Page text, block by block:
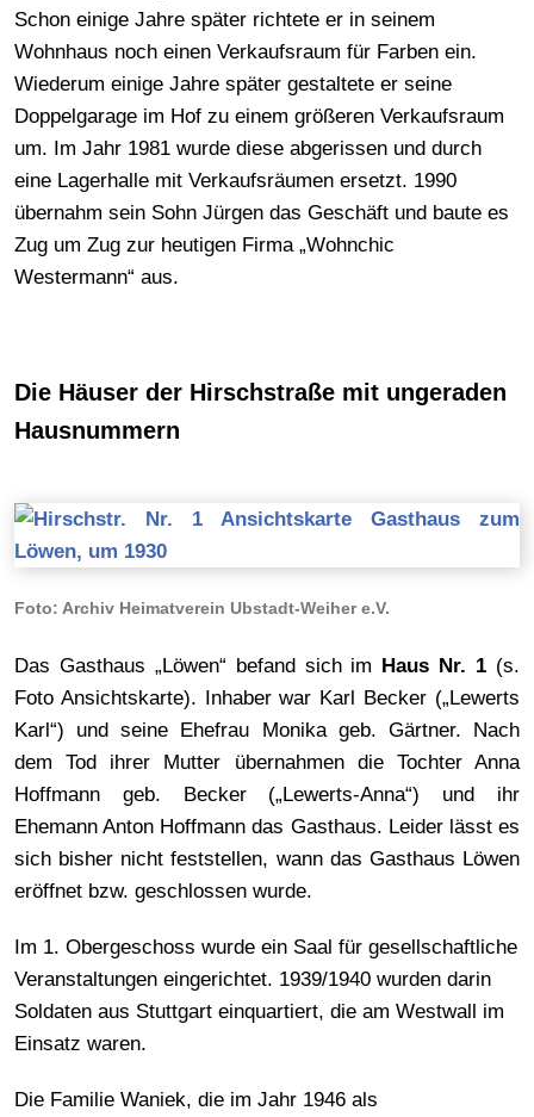
Schon einige Jahre später richtete er in seinem
Wohnhaus noch einen Verkaufsraum für Farben ein.
Wiederum einige Jahre später gestaltete er seine
Doppelgarage im Hof zu einem größeren Verkaufsraum
um. Im Jahr 1981 wurde diese abgerissen und durch
eine Lagerhalle mit Verkaufsräumen ersetzt. 1990
übernahm sein Sohn Jürgen das Geschäft und baute es
Zug um Zug zur heutigen Firma „Wohnchic
Westermann“ aus.
Die Häuser der Hirschstraße mit ungeraden
Hausnummern
Foto: Archiv Heimatverein Ubstadt-Weiher e.V.
Das Gasthaus „Löwen“ befand sich im Haus Nr. 1 (s.
Foto Ansichtskarte). Inhaber war Karl Becker („Lewerts
Karl“) und seine Ehefrau Monika geb. Gärtner. Nach
dem Tod ihrer Mutter übernahmen die Tochter Anna
Hoffmann geb. Becker („Lewerts-Anna“) und ihr
Ehemann Anton Hoffmann das Gasthaus. Leider lässt es
sich bisher nicht feststellen, wann das Gasthaus Löwen
eröffnet bzw. geschlossen wurde.
Im 1. Obergeschoss wurde ein Saal für gesellschaftliche
Veranstaltungen eingerichtet. 1939/1940 wurden darin
Soldaten aus Stuttgart einquartiert, die am Westwall im
Einsatz waren.
Die Familie Waniek, die im Jahr 1946 als